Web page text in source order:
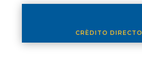
CRÈDITO DIRECTO